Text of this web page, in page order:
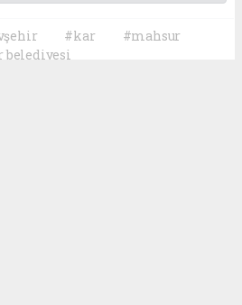
#kar
#mahsur
belediyesi